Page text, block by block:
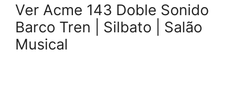
Ver Acme 143 Doble Sonido
Barco Tren | Silbato | Salão
Musical